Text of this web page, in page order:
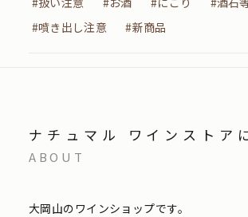
#噴き出し注意
#新商品
ナチュマル ワインストア
ABOUT
大岡山のワインショップです。